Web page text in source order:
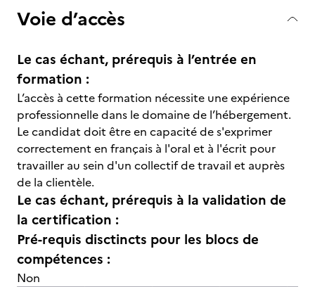
Voie d’accès
Le cas échant, prérequis à l’entrée en
formation :
L’accès à cette formation nécessite une expérience
professionnelle dans le domaine de l’hébergement.
Le candidat doit être en capacité de s'exprimer
correctement en français à l'oral et à l'écrit pour
travailler au sein d'un collectif de travail et auprès
de la clientèle.
Le cas échant, prérequis à la validation de
la certification :
Pré-requis disctincts pour les blocs de
compétences :
Non